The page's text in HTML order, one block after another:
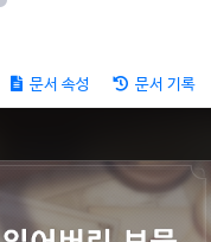
문서 속성 문서 기록